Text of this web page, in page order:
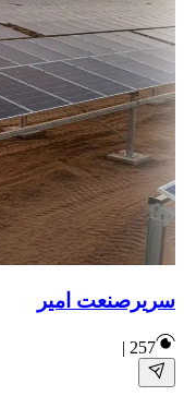
سریرصنعت امیر
257
|